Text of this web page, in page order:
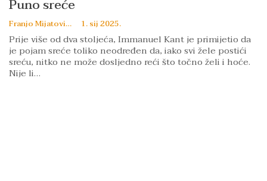
Puno sreće
Franjo Mijatović 1. sij 2025.
Prije više od dva stoljeća, Immanuel Kant je primijetio da
je pojam sreće toliko neodređen da, iako svi žele postići
sreću, nitko ne može dosljedno reći što točno želi i hoće.
Nije li…